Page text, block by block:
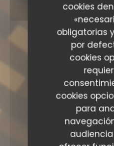
cookies
obligatorias
por
cookies
cookies
para